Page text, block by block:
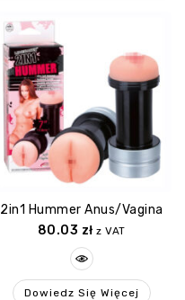
2in1 Hummer Anus/Vagina
80.03 zł z VAT
Dowiedz Się Więcej